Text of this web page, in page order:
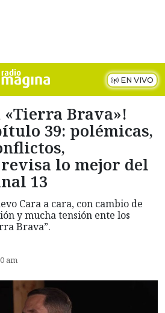
EN VIVO
«Tierra Brava»!
39: polémicas,
lo mejor del
13
Cara a cara, con cambio de
y mucha tensión ente los
Brava”.
am